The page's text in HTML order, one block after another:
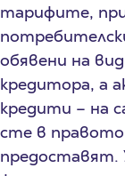
тарифите,
обявени на
кредитора, а
кредити – на
сте в правото
предоставят.